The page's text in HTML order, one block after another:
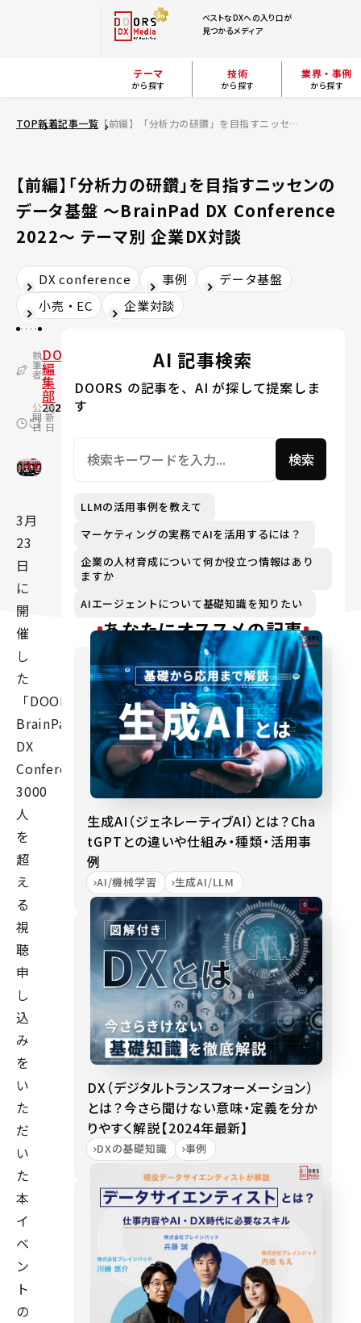
ベストなDXへの入り口が
見つかるメディア
テーマ
から探す
技術
から探す
業界・事例
から探す
TOP新着記事一覧 【前編】「分析力の研鑽」を目指すニッセンのデータ基盤 ～BrainPad DX Conference 2022～ テーマ別 企業DX対談
【前編】「分析力の研鑽」を目指すニッセンの
データ基盤 ～BrainPad DX Conference
2022～ テーマ別 企業DX対談
DX conference 事例
データ基盤
小売・EC
企業対談
執
筆
者
DOORS
編
集
部
公
開
日
2022.04.04
更
新
日
2024.09.19
3月
23
日
に
開
催
し
た
「DOORS-
BrainPad
DX
Conference2022」。
3000
人
を
超
え
る
視
聴
申
し
込
み
を
い
た
だ
い
た
本
イ
ベ
ン
ト
の
AI 記事検索
DOORS の記事を、AI が探して提案しま
す
検索
LLMの活用事例を教えて
マーケティングの実務でAIを活用するには？
企業の人材育成について何か役立つ情報はあり
ますか
AIエージェントについて基礎知識を知りたい
あなたにオススメの記事
生成AI（ジェネレーティブAI）とは？Cha
tGPTとの違いや仕組み・種類・活用事
例
AI/機械学習 生成AI/LLM
DX（デジタルトランスフォーメーション）
とは？今さら聞けない意味・定義を分か
りやすく解説【2024年最新】
DXの基礎知識 事例